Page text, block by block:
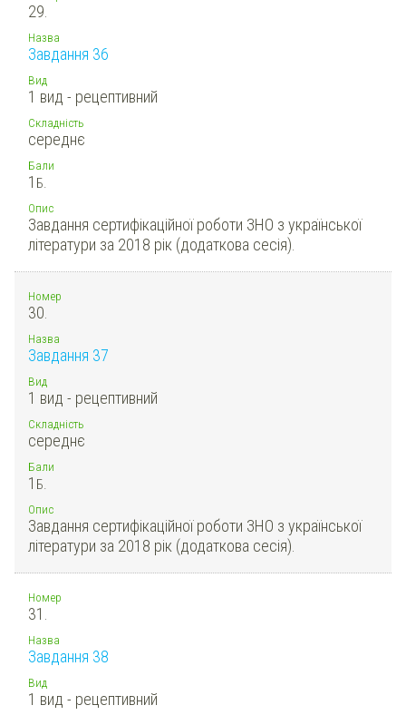
29.
Назва
Завдання 36
Вид
1 вид - рецептивний
Складність
середнє
Бали
1 Б.
Опис
Завдання сертифікаційної роботи ЗНО з української
літератури за 2018 рік (додаткова сесія).
Номер
30.
Назва
Завдання 37
Вид
1 вид - рецептивний
Складність
середнє
Бали
1 Б.
Опис
Завдання сертифікаційної роботи ЗНО з української
літератури за 2018 рік (додаткова сесія).
Номер
31.
Назва
Завдання 38
Вид
1 вид - рецептивний